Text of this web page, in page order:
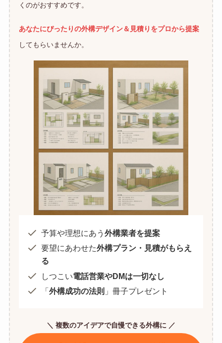
くのがおすすめです。
あなたにぴったりの外構デザイン＆見積りをプロから提案
してもらいませんか。
予算や理想にあう 外構業者を提案
要望にあわせた外構プラン・見積がもらえ
る
しつこい電話営業やDMは一切なし
「外構成功の法則 」冊子プレゼント
＼ 複数のアイデアで自慢できる外構に ／